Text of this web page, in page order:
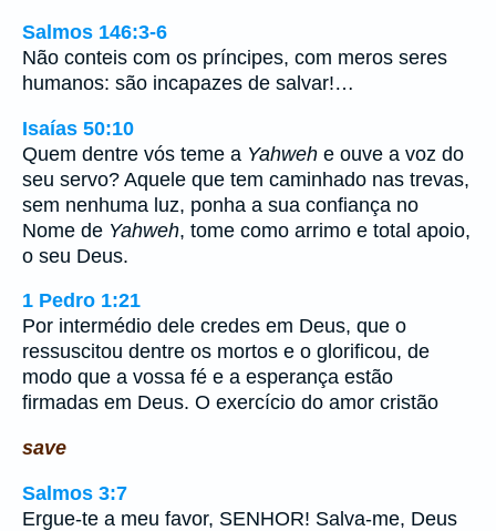
Salmos 146:3-6
Não conteis com os príncipes, com meros seres
humanos: são incapazes de salvar!…
Isaías 50:10
Quem dentre vós teme a Yahweh e ouve a voz do
seu servo? Aquele que tem caminhado nas trevas,
sem nenhuma luz, ponha a sua confiança no
Nome de Yahweh, tome como arrimo e total apoio,
o seu Deus.
1 Pedro 1:21
Por intermédio dele credes em Deus, que o
ressuscitou dentre os mortos e o glorificou, de
modo que a vossa fé e a esperança estão
firmadas em Deus. O exercício do amor cristão
save
Salmos 3:7
Ergue-te a meu favor, SENHOR! Salva-me, Deus